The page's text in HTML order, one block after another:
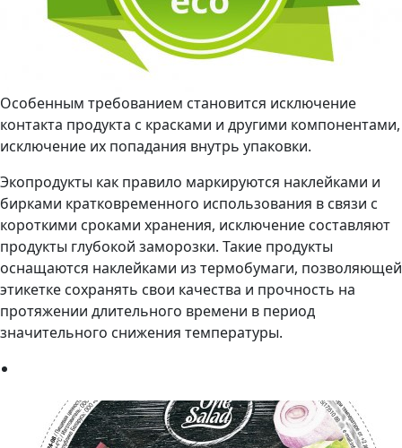
Особенным требованием становится исключение
контакта продукта с красками и другими компонентами,
исключение их попадания внутрь упаковки.
Экопродукты как правило маркируются наклейками и
бирками кратковременного использования в связи с
короткими сроками хранения, исключение составляют
продукты глубокой заморозки. Такие продукты
оснащаются наклейками из термобумаги, позволяющей
этикетке сохранять свои качества и прочность на
протяжении длительного времени в период
значительного снижения температуры.